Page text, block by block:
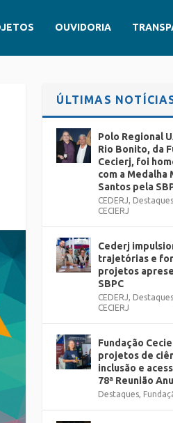
OUVIDORIA
ÚLTIMAS
Polo Regional
Rio Bonito, da
Cecierj, foi
com a Medalha
Santos pela
CEDERJ, Destaques
CECIERJ
Cederj
trajetórias e
projetos
SBPC
CEDERJ, Destaques
CECIERJ
Fundação
projetos de
inclusão e
78ª Reunião
Destaques,